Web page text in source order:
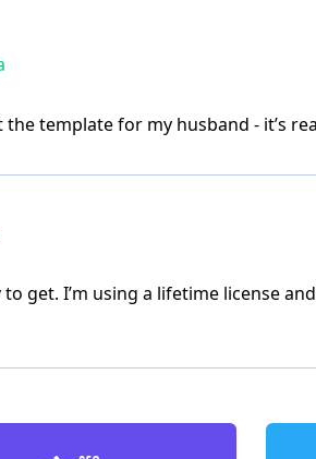
template for my husband - it’s
get. I’m using a lifetime license